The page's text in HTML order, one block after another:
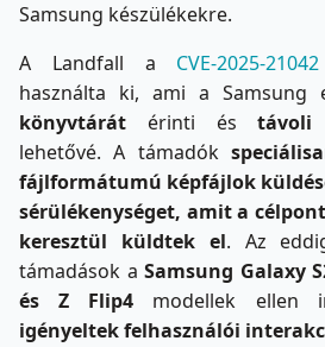
Samsung készülékekre.
A Landfall a CVE-2025-21042
használta ki, ami a Samsung
könyvtárát érinti és
lehetővé. A támadók
fájlformátumú képfájlok
sérülékenységet, amit a
keresztül küldtek el. Az
támadások a Samsung Galaxy
és Z Flip4 modellek ellen
igényeltek felhasználói